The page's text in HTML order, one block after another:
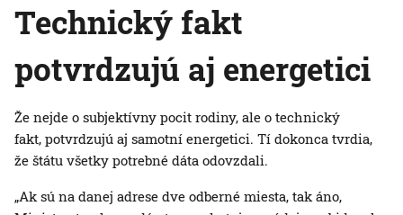
Technický fakt
potvrdzujú aj energetici
Že nejde o subjektívny pocit rodiny, ale o technický
fakt, potvrdzujú aj samotní energetici. Tí dokonca tvrdia,
že štátu všetky potrebné dáta odovzdali.
„Ak sú na danej adrese dve odberné miesta, tak áno,